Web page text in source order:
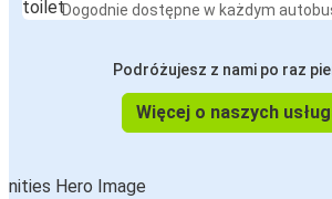
Lubin
Niechorze
Lubin
Rewal
Dogodnie dostępne w każdym
Podróżujesz z nami po raz
Więcej o naszych